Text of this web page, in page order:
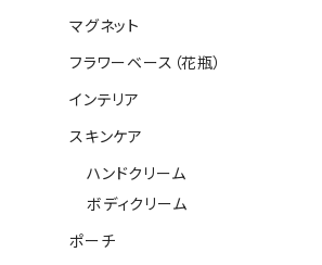
マグネット
フラワーベース（花瓶）
インテリア
スキンケア
ハンドクリーム
ボディクリーム
ポーチ